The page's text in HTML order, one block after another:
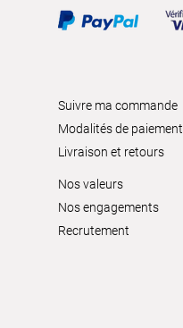
Suivre ma commande
Modalités de paiement
Livraison et retours
Nos valeurs
Nos engagements
Recrutement